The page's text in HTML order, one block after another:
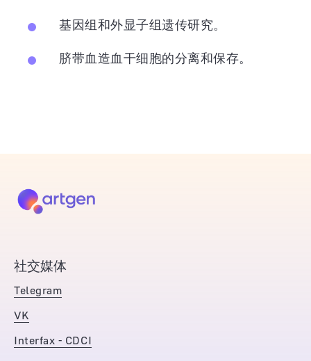
基因组和外显子组遗传研究。
脐带血造血干细胞的分离和保存。
社交媒体
Telegram
VK
Interfax - CDCI